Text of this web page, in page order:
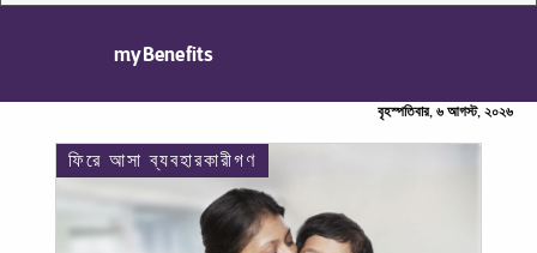
myBenefits
বৃহস্পতিবার, ৬ আগস্ট, ২০২৬
ফিরে আসা ব্যবহারকারীগণ